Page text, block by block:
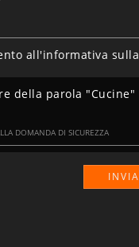
all'informativa sulla
della parola "Cucine"
INVIA